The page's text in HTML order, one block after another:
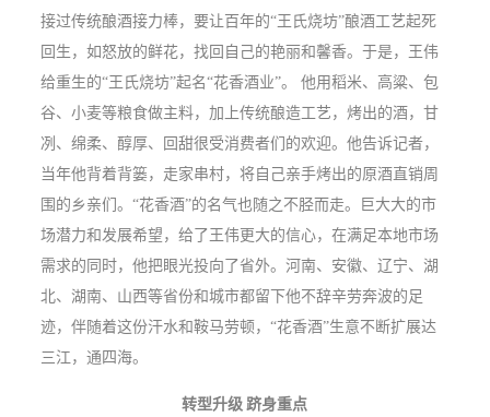
接过传统酿酒接力棒，要让百年的“王氏烧坊”酿酒工艺起死
回生，如怒放的鲜花，找回自己的艳丽和馨香。于是，王伟
给重生的“王氏烧坊”起名“花香酒业”。 他用稻米、高粱、包
谷、小麦等粮食做主料，加上传统酿造工艺，烤出的酒，甘
冽、绵柔、醇厚、回甜很受消费者们的欢迎。他告诉记者，
当年他背着背篓，走家串村，将自己亲手烤出的原酒直销周
围的乡亲们。“花香酒”的名气也随之不胫而走。巨大大的市
场潜力和发展希望，给了王伟更大的信心，在满足本地市场
需求的同时，他把眼光投向了省外。河南、安徽、辽宁、湖
北、湖南、山西等省份和城市都留下他不辞辛劳奔波的足
迹，伴随着这份汗水和鞍马劳顿，“花香酒”生意不断扩展达
三江，通四海。
转型升级 跻身重点